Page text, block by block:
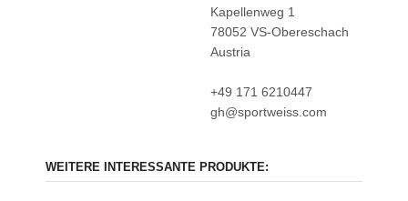
Kapellenweg 1
78052 VS-Obereschach
Austria
+49 171 6210447
gh@sportweiss.com
WEITERE INTERESSANTE PRODUKTE: